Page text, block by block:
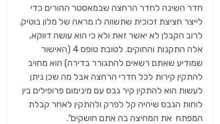
חדר השינה לחדר הרחצה שבמאסטר ההורים כדי
לייצר חציצת זכוכית שתשווה לו מראה של מלון בוטיק.
לרוב הקבלן לא יאשר זאת ולא כי הוא עושה דווקא,
אלה התקנות והחוקים. לטובת טופס 4 (האישור
שמודיע שאתם רשאים להתגורר בדירה) הוא מחויב
להתקין קירות לכל חדרי הרחצה אבל מה שכן ניתן
לעשות הוא להתקין קיר גבס עם מינימום פרופילים בין
לוחות הגבס שיהיה קל לפרק ולהתקין לאחר קבלת
המפתח את המחיצה בה אתם חושקים".